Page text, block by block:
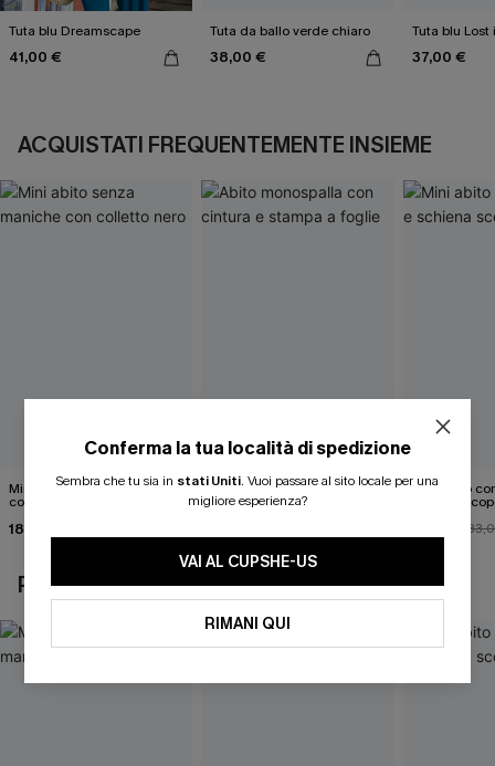
Tuta blu Dreamscape
41,00 €
Tuta da ballo verde chiaro
38,00 €
Tuta blu Lost
37,00 €
ACQUISTATI FREQUENTEMENTE INSIEME
Mini abito senza maniche
con colletto nero
18,90 €
Abito monospalla con
cintura e stampa a foglie
Mini abito
schiena
POTREBBE INTERESSARTI ANCHE
Conferma la tua località di spedizione
Sembra che tu sia in stati Uniti. Vuoi passare al sito locale per una
migliore esperienza?
VAI AL CUPSHE-US
RIMANI QUI